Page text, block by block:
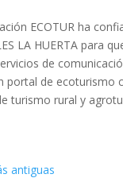
ECOTUR ha
LA HUERTA para
de
portal de ecoturismo
turismo rural y
antiguas